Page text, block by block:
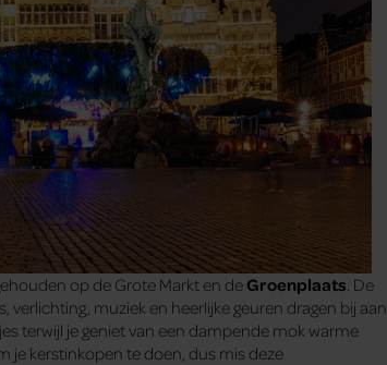
op de Grote Markt en de Groenplaats . De
muziek en heerlijke geuren dragen bij aan
terwijl je geniet van een dampende mok warme
je kerstinkopen te doen, dus mis deze